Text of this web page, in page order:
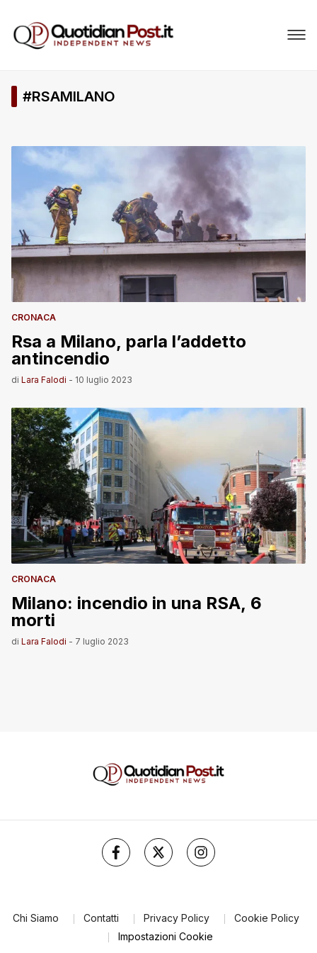
#RSAMILANO
CRONACA
Rsa a Milano, parla l’addetto
antincendio
di Lara Falodi - 10 luglio 2023
CRONACA
Milano: incendio in una RSA, 6
morti
di Lara Falodi - 7 luglio 2023
Chi Siamo Contatti Privacy Policy
Cookie Policy
Impostazioni Cookie